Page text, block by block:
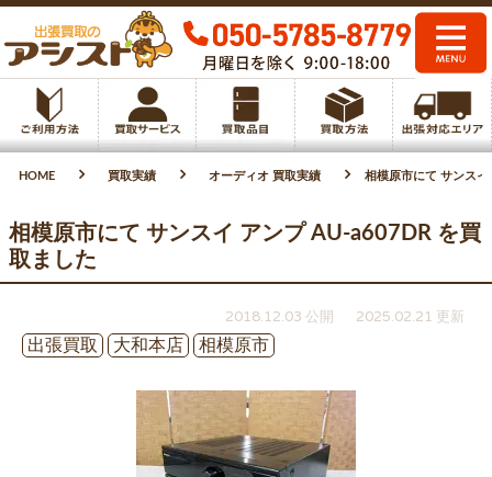
HOME 買取実績 オーディオ 買取実績 相模原市にて サンス
相模原市にて サンスイ アンプ AU-a607DR を買
取ました
2018.12.03 公開
2025.02.21 更新
出張買取
大和本店 相模原市